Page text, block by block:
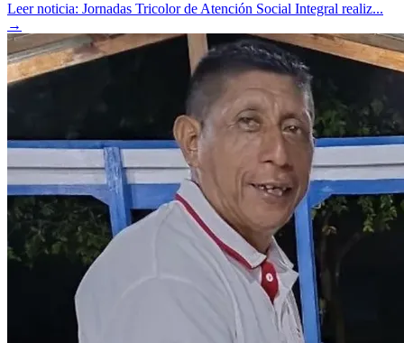
Leer noticia: Jornadas Tricolor de Atención Social Integral realiz...
→